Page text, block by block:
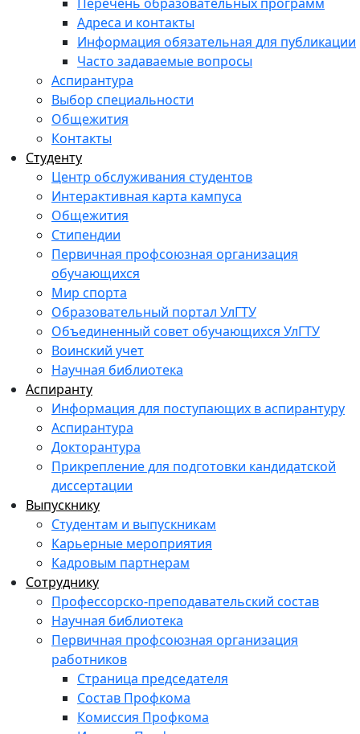
Адреса и контакты
Информация обязательная для публикации
Часто задаваемые вопросы
Аспирантура
Выбор специальности
Общежития
Контакты
Студенту
Центр обслуживания студентов
Интерактивная карта кампуса
Общежития
Стипендии
Первичная профсоюзная организация
обучающихся
Мир спорта
Образовательный портал УлГТУ
Объединенный совет обучающихся УлГТУ
Воинский учет
Научная библиотека
Аспиранту
Информация для поступающих в аспирантуру
Аспирантура
Докторантура
Прикрепление для подготовки кандидатской
диссертации
Выпускнику
Студентам и выпускникам
Карьерные мероприятия
Кадровым партнерам
Сотруднику
Профессорско-преподавательский состав
Научная библиотека
Первичная профсоюзная организация
работников
Страница председателя
Состав Профкома
Комиссия Профкома